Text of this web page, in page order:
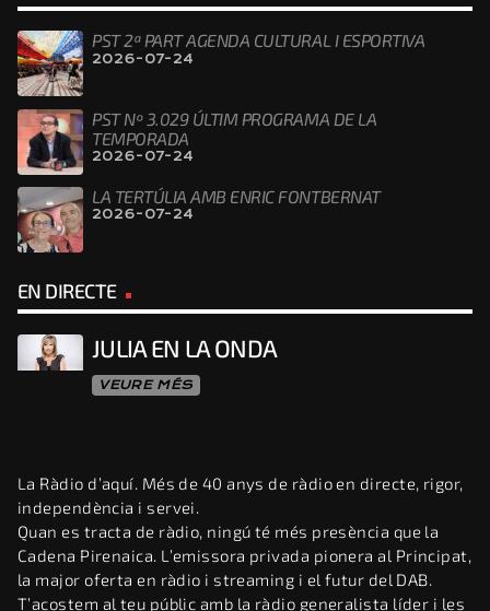
PST 2ª PART AGENDA CULTURAL I ESPORTIVA
2026-07-24
PST Nº 3.029 ÚLTIM PROGRAMA DE LA
TEMPORADA
2026-07-24
LA TERTÚLIA AMB ENRIC FONTBERNAT
2026-07-24
EN DIRECTE
JULIA EN LA ONDA
VEURE MÉS
La Ràdio d’aquí. Més de 40 anys de ràdio en directe, rigor,
independència i servei.
Quan es tracta de ràdio, ningú té més presència que la
Cadena Pirenaica. L’emissora privada pionera al Principat,
la major oferta en ràdio i streaming i el futur del DAB.
T’acostem al teu públic amb la ràdio generalista líder i les